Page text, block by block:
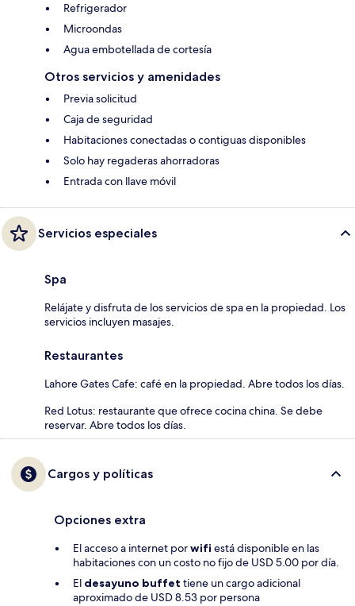
Refrigerador
Microondas
Agua embotellada de cortesía
Otros servicios y amenidades
Previa solicitud
Caja de seguridad
Habitaciones conectadas o contiguas disponibles
Solo hay regaderas ahorradoras
Entrada con llave móvil
Servicios especiales
Spa
Relájate y disfruta de los servicios de spa en la propiedad. Los
servicios incluyen masajes.
Restaurantes
Lahore Gates Cafe: café en la propiedad. Abre todos los días.
Red Lotus: restaurante que ofrece cocina china. Se debe
reservar. Abre todos los días.
Cargos y políticas
Opciones extra
El acceso a internet porwifi está disponible en las
habitaciones con un costo no fijo de USD 5.00 por día.
El desayuno buffet tiene un cargo adicional
aproximado de USD 8.53 por persona